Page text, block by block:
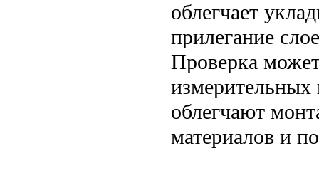
облегчает
прилегание
Проверка
измерительных
облегчают
материалов и